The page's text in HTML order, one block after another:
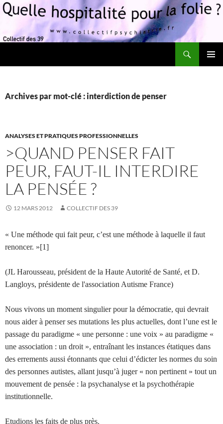
Archives par mot-clé : interdiction de penser
ANALYSES ET PRATIQUES PROFESSIONNELLES
>QUAND PENSER FAIT
PEUR, FAUT-IL INTERDIRE
LA PENSÉE ?
12 MARS 2012 COLLECTIF DES 39
« Une méthode qui fait peur, c’est une méthode à laquelle il faut
renoncer. »[1]
(JL Harousseau, président de la Haute Autorité de Santé, et D.
Langloys, présidente de l'association Autisme France)
Nous vivons un moment singulier pour la démocratie, qui devrait
nous aider à penser ses mutations les plus actuelles, dont l’une est le
passage du paradigme « une personne : une voix » au paradigme «
une association : un droit », entraînant les instances étatiques dans
des errements aussi étonnants que celui d’édicter les normes du soin
des personnes autistes, allant jusqu’à juger « non pertinent » tout un
mouvement de pensée : la psychanalyse et la psychothérapie
institutionnelle.
Etudions les faits de plus près.